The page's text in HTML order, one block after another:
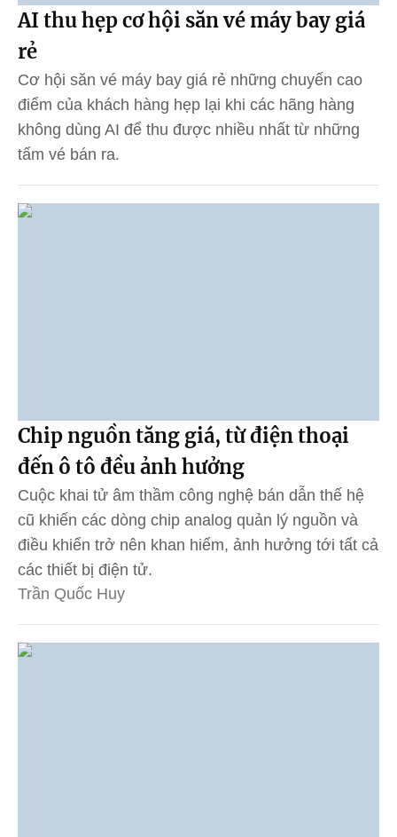
AI thu hẹp cơ hội săn vé máy bay giá
rẻ
Cơ hội săn vé máy bay giá rẻ những chuyến cao
điểm của khách hàng hẹp lại khi các hãng hàng
không dùng AI để thu được nhiều nhất từ những
tấm vé bán ra.
Chip nguồn tăng giá, từ điện thoại
đến ô tô đều ảnh hưởng
Cuộc khai tử âm thầm công nghệ bán dẫn thế hệ
cũ khiến các dòng chip analog quản lý nguồn và
điều khiển trở nên khan hiếm, ảnh hưởng tới tất cả
các thiết bị điện tử.
Trần Quốc Huy